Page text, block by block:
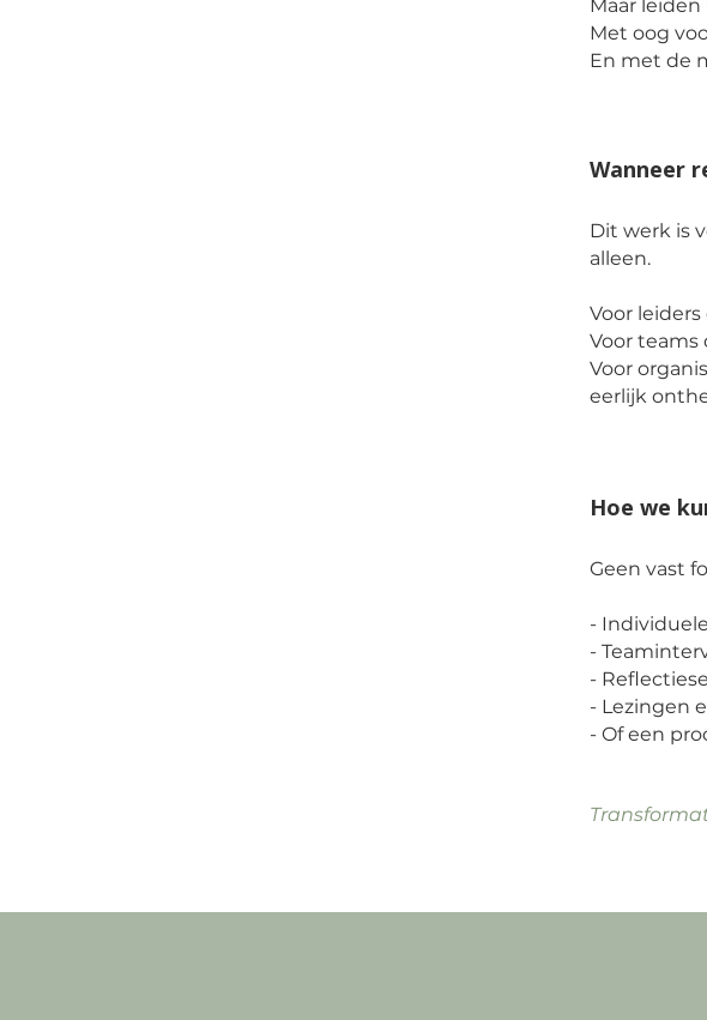
Maar
Met oog
En met de
Wanneer
Dit werk is
alleen.
Voor
Voor teams
Voor
eerlijk
Hoe we
Geen vast
-
-
-
- Lezingen
- Of een